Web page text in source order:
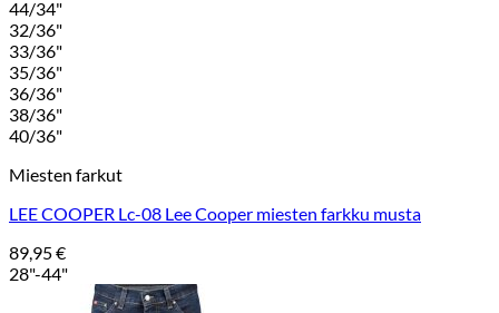
44/34"
32/36"
33/36"
35/36"
36/36"
38/36"
40/36"
Miesten farkut
LEE COOPER Lc-08 Lee Cooper miesten farkku musta
89,95€
28"-44"